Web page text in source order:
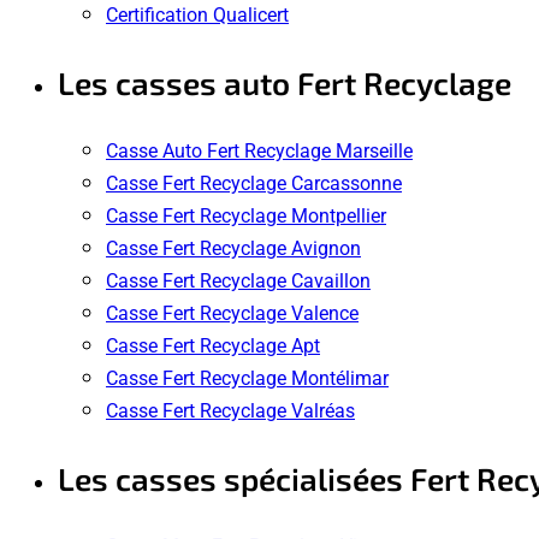
Certification Qualicert
Les casses auto Fert Recyclage
Casse Auto Fert Recyclage Marseille
Casse Fert Recyclage Carcassonne
Casse Fert Recyclage Montpellier
Casse Fert Recyclage Avignon
Casse Fert Recyclage Cavaillon
Casse Fert Recyclage Valence
Casse Fert Recyclage Apt
Casse Fert Recyclage Montélimar
Casse Fert Recyclage Valréas
Les casses spécialisées Fert